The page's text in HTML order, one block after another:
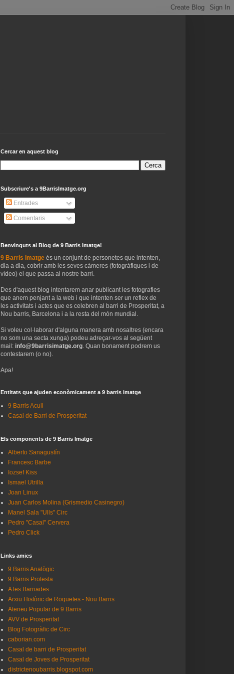
Cercar en aquest blog
Subscriure's a 9BarrisImatge.org
Entrades
Comentaris
Benvinguts al Blog de 9 Barris Imatge!
9 Barris Imatge és un conjunt de personetes que intenten,
dia a dia, cobrir amb les seves càmeres (fotogràfiques i de
vídeo) el que passa al nostre barri.
Des d'aquest blog intentarem anar publicant les fotografies
que anem penjant a la web i que intenten ser un reflex de
les activitats i actes que es celebren al barri de Prosperitat, a
Nou barris, Barcelona i a la resta del món mundial.
Si voleu col·laborar d'alguna manera amb nosaltres (encara
no som una secta xunga) podeu adreçar-vos al següent
mail: info@9barrisimatge.org. Quan bonament podrem us
contestarem (o no).
Apa!
Entitats que ajuden econòmicament a 9 barris imatge
9 Barris Acull
Casal de Barri de Prosperitat
Els components de 9 Barris Imatge
Alberto Sanagustín
Francesc Barbe
Iozsef Kiss
Ismael Utrilla
Joan Linux
Juan Carlos Molina (Grismedio Casinegro)
Manel Sala "Ulls" Circ
Pedro "Casal" Cervera
Pedro Click
Links amics
9 Barris Analògic
9 Barris Protesta
A les Barriades
Arxiu Històric de Roquetes - Nou Barris
Ateneu Popular de 9 Barris
AVV de Prosperitat
Blog Fotogràfic de Circ
caborian.com
Casal de barri de Prosperitat
Casal de Joves de Prosperitat
districtenoubarris.blogspot.com